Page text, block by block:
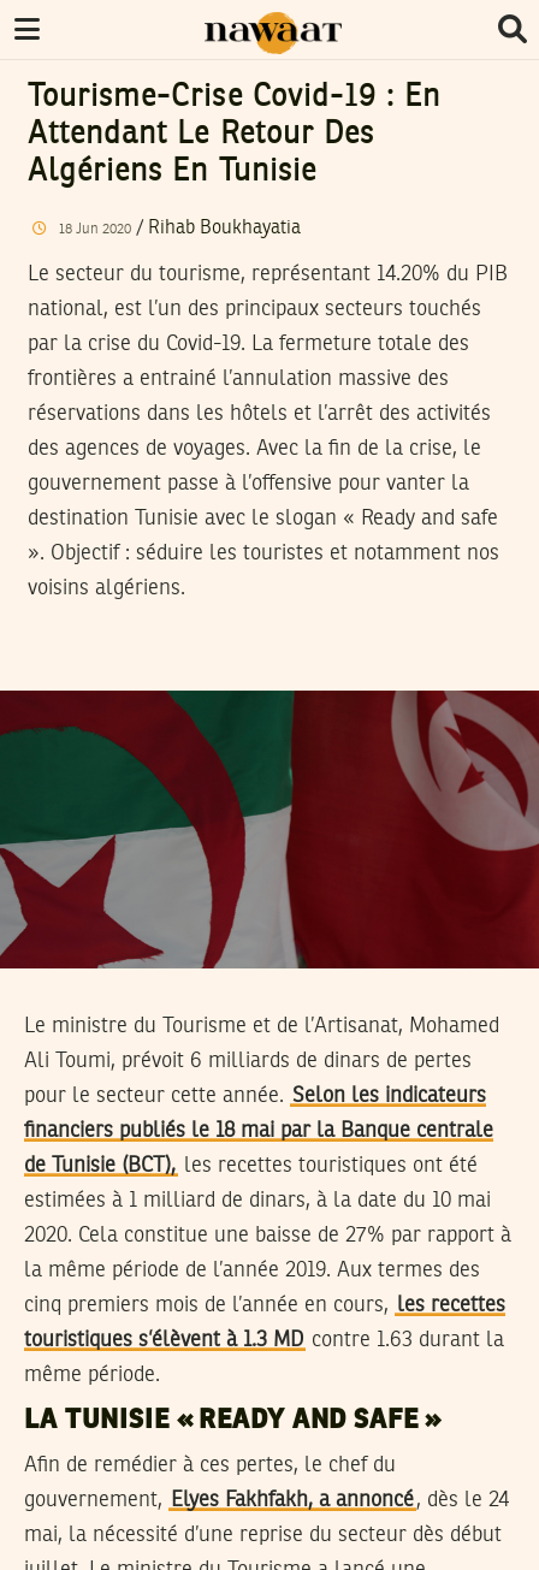
Tourisme-Crise Covid-19 : En
Attendant Le Retour Des
Algériens En Tunisie
18 Jun 2020/ Rihab Boukhayatia
Le secteur du tourisme, représentant 14.20% du PIB
national, est l’un des principaux secteurs touchés
par la crise du Covid-19. La fermeture totale des
frontières a entrainé l’annulation massive des
réservations dans les hôtels et l’arrêt des activités
des agences de voyages. Avec la fin de la crise, le
gouvernement passe à l’offensive pour vanter la
destination Tunisie avec le slogan « Ready and safe
». Objectif : séduire les touristes et notamment nos
voisins algériens.
Le ministre du Tourisme et de l’Artisanat, Mohamed
Ali Toumi, prévoit 6 milliards de dinars de pertes
pour le secteur cette année. Selon les indicateurs
financiers publiés le 18 mai par la Banque centrale
de Tunisie (BCT), les recettes touristiques ont été
estimées à 1 milliard de dinars, à la date du 10 mai
2020. Cela constitue une baisse de 27% par rapport à
la même période de l’année 2019. Aux termes des
cinq premiers mois de l’année en cours, les recettes
touristiques s’élèvent à 1.3 MD contre 1.63 durant la
même période.
LA TUNISIE « READY AND SAFE »
Afin de remédier à ces pertes, le chef du
gouvernement,
Elyes Fakhfakh, a annoncé, dès le 24
mai, la nécessité d’une reprise du secteur dès début